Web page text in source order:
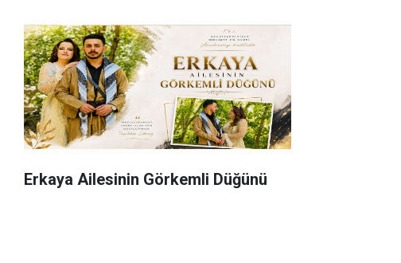
Erkaya Ailesinin Görkemli Düğünü